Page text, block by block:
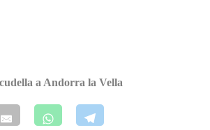
a Andorra la Vella